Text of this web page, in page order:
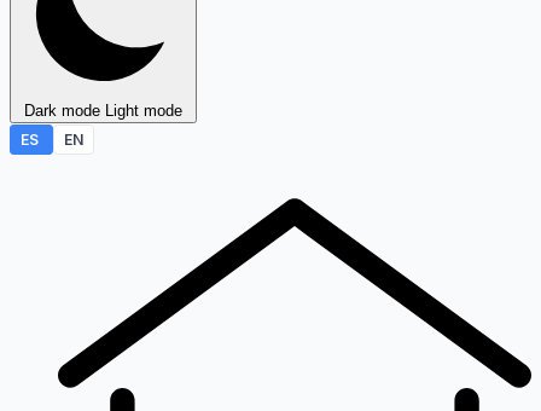
Dark mode Light mode
ES
EN